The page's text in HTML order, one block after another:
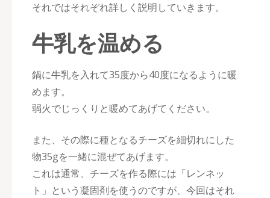
それではそれぞれ詳しく説明していきます。
牛乳を温める
鍋に牛乳を入れて35度から40度になるように暖
めます。
弱火でじっくりと暖めてあげてください。
また、その際に種となるチーズを細切れにした
物35gを一緒に混ぜてあげます。
これは通常、チーズを作る際には「レンネッ
ト」という凝固剤を使うのですが、今回はそれ